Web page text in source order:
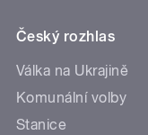
Český rozhlas
Válka na Ukrajině
Komunální volby
Stanice